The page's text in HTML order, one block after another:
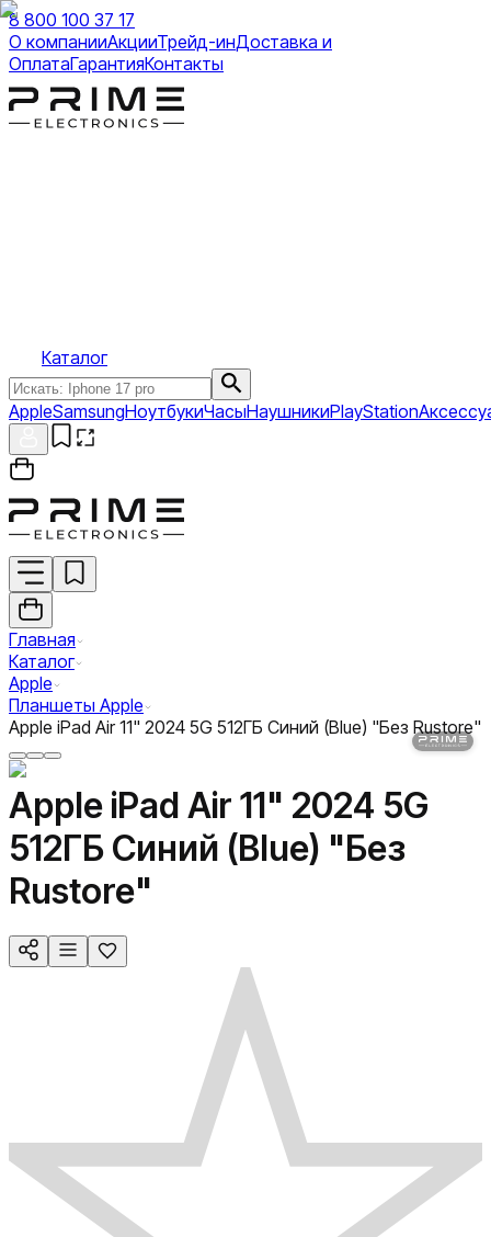
8 800 100 37 17
О компанииАкцииТрейд-инДоставка и
ОплатаГарантияКонтакты
Каталог
AppleSamsungНоутбукиЧасыНаушникиPlayStation
Главная
Каталог
Apple
Планшеты Apple
Apple iPad Air 11" 2024 5G 512ГБ Синий (Blue) "Без Rustore"
Apple iPad Air 11" 2024 5G
512ГБ Синий (Blue) "Без
Rustore"